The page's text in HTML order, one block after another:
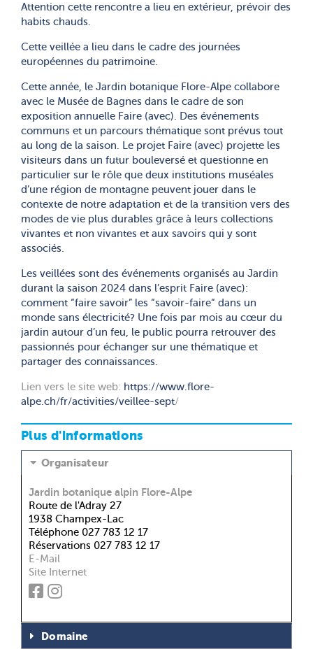
Attention cette rencontre a lieu en extérieur, prévoir des
habits chauds.
Cette veillée a lieu dans le cadre des journées
européennes du patrimoine.
Cette année, le Jardin botanique Flore-Alpe collabore
avec le Musée de Bagnes dans le cadre de son
exposition annuelle Faire (avec). Des événements
communs et un parcours thématique sont prévus tout
au long de la saison. Le projet Faire (avec) projette les
visiteurs dans un futur bouleversé et questionne en
particulier sur le rôle que deux institutions muséales
d’une région de montagne peuvent jouer dans le
contexte de notre adaptation et de la transition vers des
modes de vie plus durables grâce à leurs collections
vivantes et non vivantes et aux savoirs qui y sont
associés.
Les veillées sont des événements organisés au Jardin
durant la saison 2024 dans l’esprit Faire (avec):
comment “faire savoir” les “savoir-faire“ dans un
monde sans électricité? Une fois par mois au cœur du
jardin autour d’un feu, le public pourra retrouver des
passionnés pour échanger sur une thématique et
partager des connaissances.
Lien vers le site web: https://www.flore-
alpe.ch/fr/activities/veillee-sept/
Plus d'informations
Organisateur
Jardin botanique alpin Flore-Alpe
Route de l'Adray 27
1938 Champex-Lac
Téléphone 027 783 12 17
Réservations 027 783 12 17
E-Mail
Site Internet
Domaine